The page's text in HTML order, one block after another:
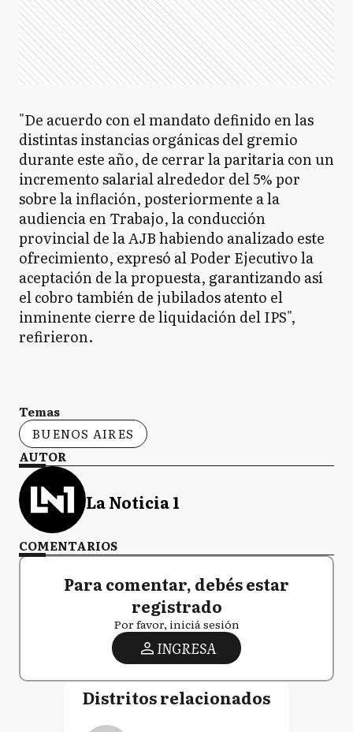
"De acuerdo con el mandato definido en las
distintas instancias orgánicas del gremio
durante este año, de cerrar la paritaria con un
incremento salarial alrededor del 5% por
sobre la inflación, posteriormente a la
audiencia en Trabajo, la conducción
provincial de la AJB habiendo analizado este
ofrecimiento, expresó al Poder Ejecutivo la
aceptación de la propuesta, garantizando así
el cobro también de jubilados atento el
inminente cierre de liquidación del IPS",
refirieron.
Temas
BUENOS AIRES
AUTOR
La Noticia 1
COMENTARIOS
Para comentar, debés estar
registrado
Por favor, iniciá sesión
INGRESA
Distritos relacionados